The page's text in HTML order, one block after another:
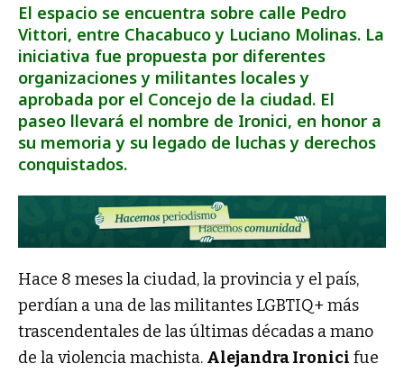
El espacio se encuentra sobre calle Pedro
Vittori, entre Chacabuco y Luciano Molinas. La
iniciativa fue propuesta por diferentes
organizaciones y militantes locales y
aprobada por el Concejo de la ciudad. El
paseo llevará el nombre de Ironici, en honor a
su memoria y su legado de luchas y derechos
conquistados.
Hace 8 meses la ciudad, la provincia y el país,
perdían a una de las militantes LGBTIQ+ más
trascendentales de las últimas décadas a mano
de la violencia machista. Alejandra Ironici fue